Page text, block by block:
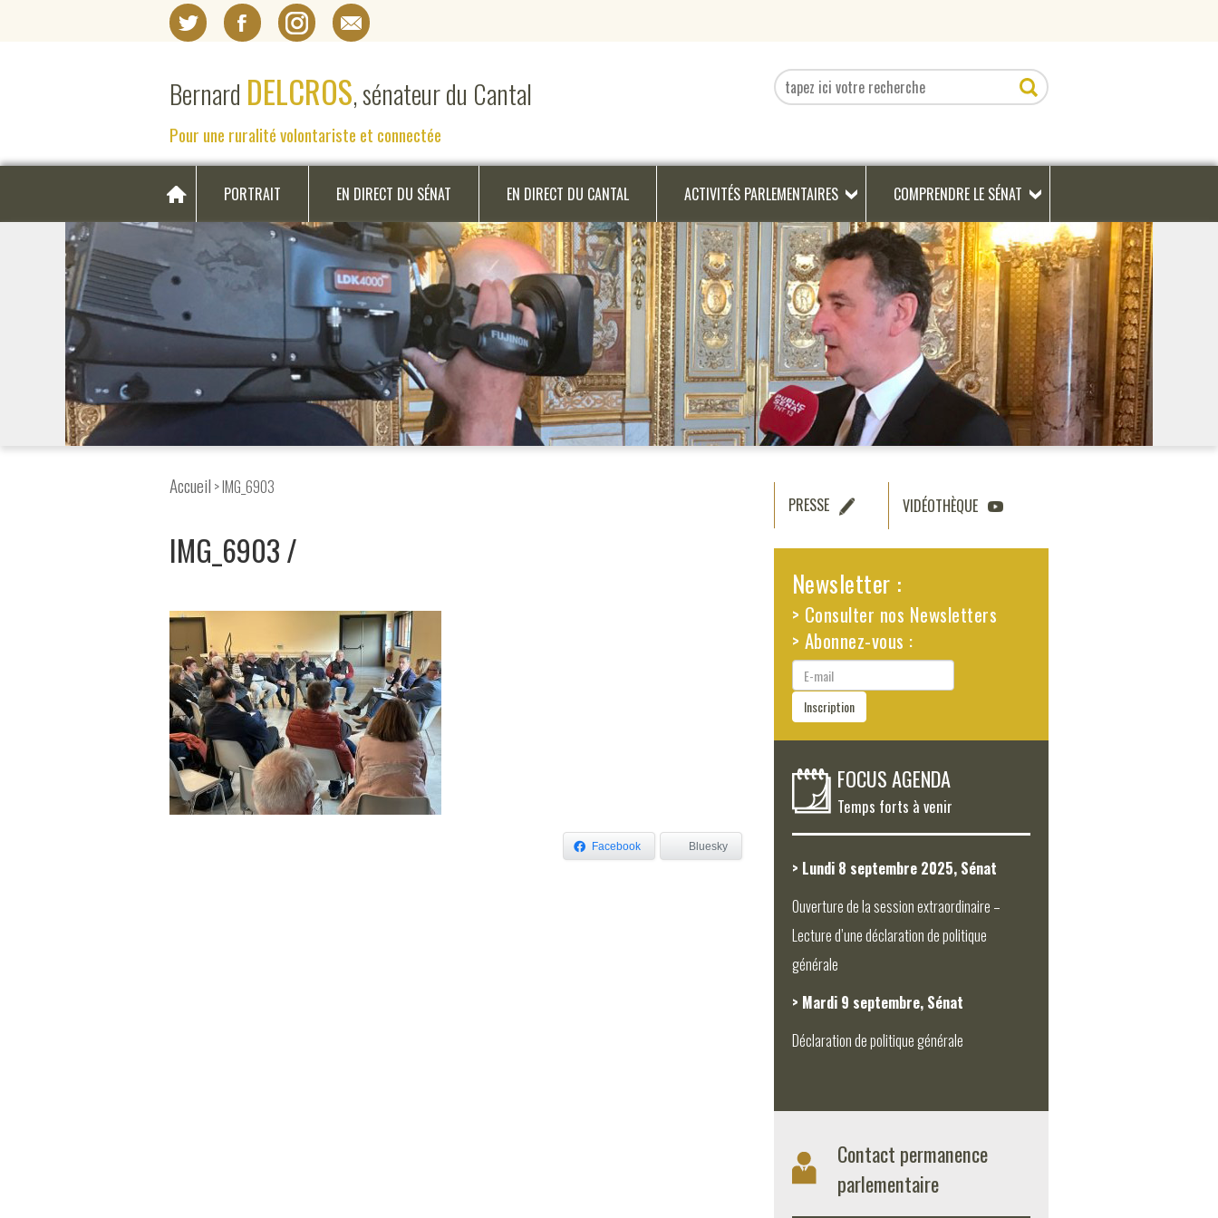
Bernard DELCROS, sénateur du Cantal
Pour une ruralité volontariste et connectée
PORTRAIT EN DIRECT DU SÉNAT EN DIRECT DU CANTAL ACTIVITÉS PARLEMENTAIRES COMPRENDRE LE SÉNAT
Accueil > IMG_6903
IMG_6903
Facebook Bluesky
PRESSE VIDÉOTHÈQUE
Newsletter :
> Consulter nos Newsletters
> Abonnez-vous :
E-
mail
Inscription
FOCUS AGENDA
Temps forts à venir
> Lundi 8 septembre 2025, Sénat
Ouverture de la session extraordinaire –
Lecture d’une déclaration de politique
générale
> Mardi 9 septembre, Sénat
Déclaration de politique générale
Contact permanence
parlementaire